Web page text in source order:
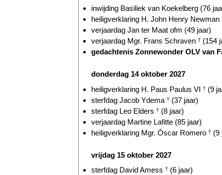
inwijding Basiliek van Koekelberg (76
heiligverklaring H. John Henry Newman
verjaardag Jan ter Maat ofm (49 jaar)
verjaardag Mgr. Frans Schraven † (154
gedachtenis Zonnewonder OLV van
donderdag 14 oktober 2027
heiligverklaring H. Paus Paulus VI † (9
sterfdag Jacob Ydema † (37 jaar)
sterfdag Leo Elders † (8 jaar)
verjaardag Martine Lafitte (85 jaar)
heiligverklaring Mgr. Óscar Romero † (9
vrijdag 15 oktober 2027
sterfdag David Amess † (6 jaar)